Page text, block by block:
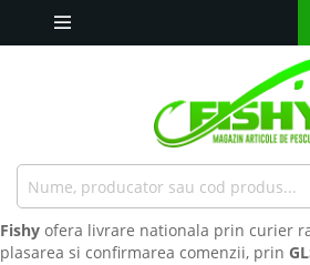
Fishy ofera livrare nationala prin curier
plasarea si confirmarea comenzii, prin